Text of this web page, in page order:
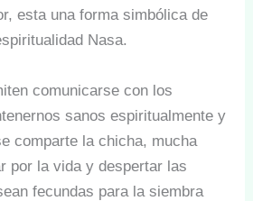
esta una forma simbólica de
Nasa.
comunicarse con los
sanos espiritualmente y
comparte la chicha, mucha
por la vida y despertar las
fecundas para la siembra